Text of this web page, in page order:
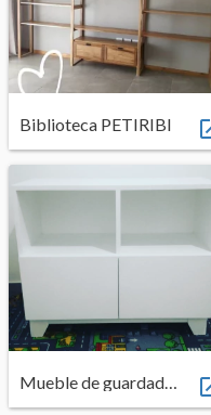
Biblioteca PETIRIBI